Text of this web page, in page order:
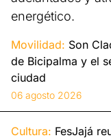
energético.
Movilidad: Son
de Bicipalma y el
ciudad
06 agosto 2026
Cultura: FesJajá